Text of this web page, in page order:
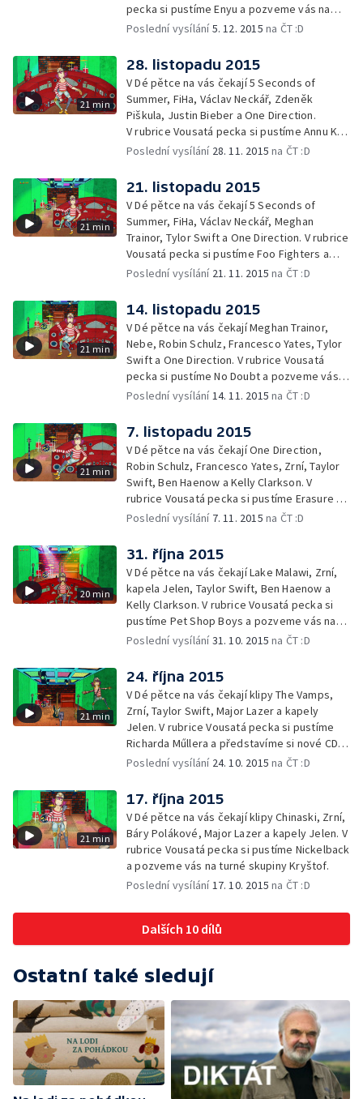
pecka si pustíme Enyu a pozveme vás na
představení Mary Poppins a Disney on Ice.
Poslední vysílání5. 12. 2015 na ČT :D
21 min
28. listopadu 2015
V Dé pětce na vás čekají 5 Seconds of
Summer, FiHa, Václav Neckář, Zdeněk
Piškula, Justin Bieber a One Direction.
V rubrice Vousatá pecka si pustíme Annu K a
představíme si nová alba Ellie Goulding
Poslední vysílání 28. 11. 2015 na ČT :D
21 min
21. listopadu 2015
V Dé pětce na vás čekají 5 Seconds of
Summer, FiHa, Václav Neckář, Meghan
Trainor, Tylor Swift a One Direction. V rubrice
Vousatá pecka si pustíme Foo Fighters a
pozveme vás na koncert slovenské
Poslední vysílání 21. 11. 2015 na ČT :D
21 min
14. listopadu 2015
V Dé pětce na vás čekají Meghan Trainor,
Nebe, Robin Schulz, Francesco Yates, Tylor
Swift a One Direction. V rubrice Vousatá
pecka si pustíme No Doubt a pozveme vás
na koncert The Tap Tap v Opeře.
Poslední vysílání 14. 11. 2015 na ČT :D
21 min
7. listopadu 2015
V Dé pětce na vás čekají One Direction,
Robin Schulz, Francesco Yates, Zrní, Taylor
Swift, Ben Haenow a Kelly Clarkson. V
rubrice Vousatá pecka si pustíme Erasure a
představíme vám CD skupiny Slza.
Poslední vysílání 7. 11. 2015 na ČT :D
20 min
31. října 2015
V Dé pětce na vás čekají Lake Malawi, Zrní,
kapela Jelen, Taylor Swift, Ben Haenow a
Kelly Clarkson. V rubrice Vousatá pecka si
pustíme Pet Shop Boys a pozveme vás na
turné Tata Bojs.
Poslední vysílání31. 10. 2015 na ČT :D
21 min
24. října 2015
V Dé pětce na vás čekají klipy The Vamps,
Zrní, Taylor Swift, Major Lazer a kapely
Jelen. V rubrice Vousatá pecka si pustíme
Richarda Műllera a představíme si nové CD
Aviciiho.
Poslední vysílání 24. 10. 2015 na ČT :D
21 min
17. října 2015
V Dé pětce na vás čekají klipy Chinaski, Zrní,
Báry Polákové, Major Lazer a kapely Jelen. V
rubrice Vousatá pecka si pustíme Nickelback
a pozveme vás na turné skupiny Kryštof.
Poslední vysílání 17. 10. 2015 na ČT :D
Dalších 10 dílů
Ostatní také sledují